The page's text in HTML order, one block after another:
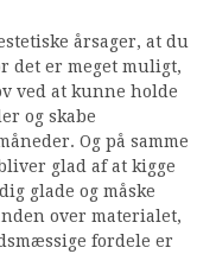
årsager, at du
det er meget muligt,
ved at kunne holde
og skabe
Og på samme
glad af at kigge
glade og måske
over materialet,
fordele er